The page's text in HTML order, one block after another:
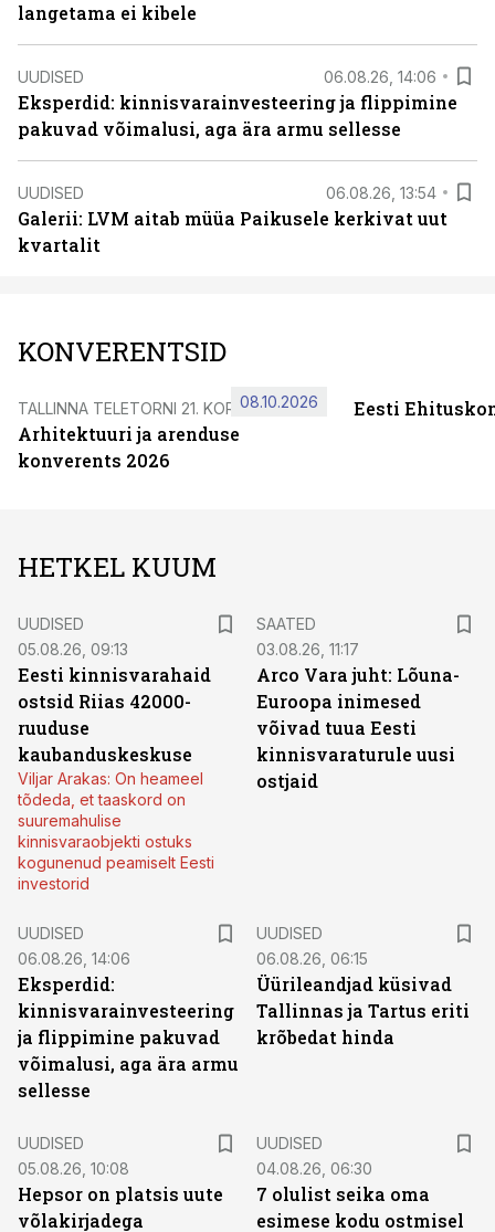
langetama ei kibele
UUDISED 06.08.26, 14:06
Eksperdid: kinnisvarainvesteering ja flippimine
pakuvad võimalusi, aga ära armu sellesse
UUDISED 06.08.26, 13:54
Galerii: LVM aitab müüa Paikusele kerkivat uut
kvartalit
KONVERENTSID
TALLINNA TELETORNI 21. KORRUSEL
Arhitektuuri ja arenduse
konverents 2026
08.10.2026 Eesti
HETKEL KUUM
UUDISED
05.08.26, 09:13
Eesti kinnisvarahaid
ostsid Riias 42000-
ruuduse
kaubanduskeskuse
Viljar Arakas: On heameel
tõdeda, et taaskord on
suuremahulise
kinnisvaraobjekti ostuks
kogunenud peamiselt Eesti
investorid
SAATED
03.08.26, 11:17
Arco Vara juht: Lõuna-
Euroopa inimesed
võivad tuua Eesti
kinnisvaraturule uusi
ostjaid
UUDISED
06.08.26, 14:06
Eksperdid:
kinnisvarainvesteering
ja flippimine pakuvad
võimalusi, aga ära armu
sellesse
UUDISED
06.08.26, 06:15
Üürileandjad küsivad
Tallinnas ja Tartus eriti
krõbedat hinda
UUDISED
05.08.26, 10:08
Hepsor on platsis uute
võlakirjadega
UUDISED
04.08.26, 06:30
7 olulist seika oma
esimese kodu ostmisel